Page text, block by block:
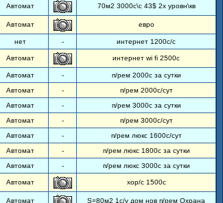
Автомат 70м2 3000с\с 43$ 2х уровн\кв
Автомат евро
нет - интернет 1200с/с
Автомат интернет wi fi 2500с
Автомат -
п/рем 2000с за сутки
Автомат -
п/рем 2000с/сут
Автомат -
п/рем 3000с за сутки
Автомат -
п/рем 3000с/сут
Автомат -
п/рем люкс 1600с/сут
Автомат -
п/рем люкс 1800с за сутки
Автомат - п/рем люкс 3000с за сутки
Автомат хор/с 1500с
Автомат S=80м2 1с/у дом нов п/рем Охрана